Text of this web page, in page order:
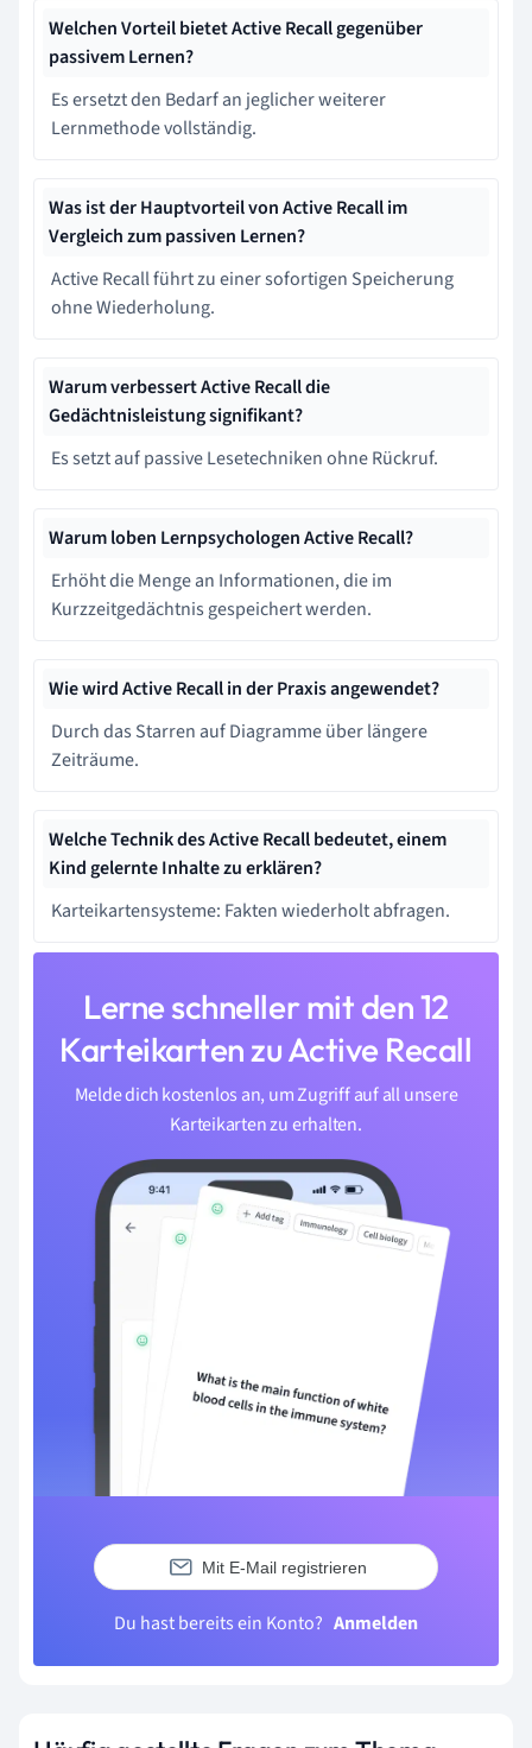
Welchen Vorteil bietet Active Recall gegenüber
passivem Lernen?
Es ersetzt den Bedarf an jeglicher weiterer
Lernmethode vollständig.
Was ist der Hauptvorteil von Active Recall im
Vergleich zum passiven Lernen?
Active Recall führt zu einer sofortigen Speicherung
ohne Wiederholung.
Warum verbessert Active Recall die
Gedächtnisleistung signifikant?
Es setzt auf passive Lesetechniken ohne Rückruf.
Warum loben Lernpsychologen Active Recall?
Erhöht die Menge an Informationen, die im
Kurzzeitgedächtnis gespeichert werden.
Wie wird Active Recall in der Praxis angewendet?
Durch das Starren auf Diagramme über längere
Zeiträume.
Welche Technik des Active Recall bedeutet, einem
Kind gelernte Inhalte zu erklären?
Karteikartensysteme: Fakten wiederholt abfragen.
Lerne schneller mit den 12
Karteikarten zu Active Recall
Melde dich kostenlos an, um Zugriff auf all unsere
Karteikarten zu erhalten.
Mit E-Mail registrieren
Du hast bereits ein Konto? Anmelden